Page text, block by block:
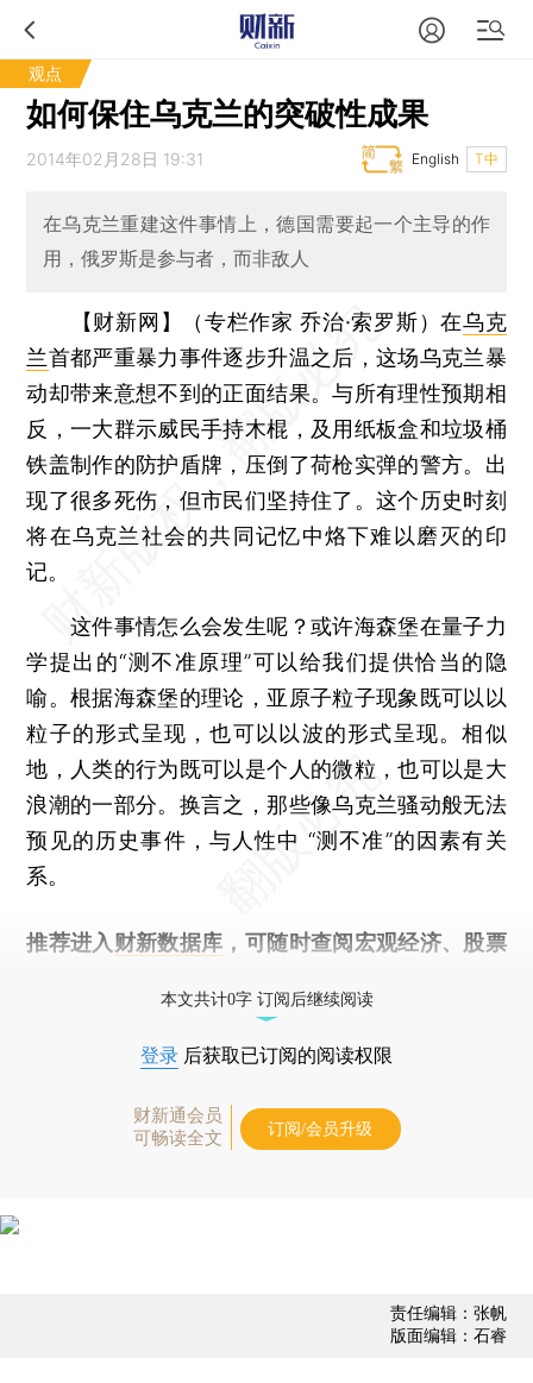
观点
如何保住乌克兰的突破性成果
2014年02月28日 19:31 T中
English
在乌克兰重建这件事情上，德国需要起一个主导的作
用，俄罗斯是参与者，而非敌人
【财新网】（专栏作家 乔治·索罗斯）在乌克
兰首都严重暴力事件逐步升温之后，这场乌克兰暴
动却带来意想不到的正面结果。与所有理性预期相
反，一大群示威民手持木棍，及用纸板盒和垃圾桶
铁盖制作的防护盾牌，压倒了荷枪实弹的警方。出
现了很多死伤，但市民们坚持住了。这个历史时刻
将在乌克兰社会的共同记忆中烙下难以磨灭的印
记。
这件事情怎么会发生呢？或许海森堡在量子力
学提出的“测不准原理”可以给我们提供恰当的隐
喻。根据海森堡的理论，亚原子粒子现象既可以以
粒子的形式呈现，也可以以波的形式呈现。相似
地，人类的行为既可以是个人的微粒，也可以是大
浪潮的一部分。换言之，那些像乌克兰骚动般无法
预见的历史事件，与人性中 “测不准”的因素有关
系。
推荐进入 财新数据库 ，可随时查阅宏观经济、股票
本文共计0字 订阅后继续阅读
登录 后获取已订阅的阅读权限
财新通会员
可畅读全文
订阅/会员升级
责任编辑：张帆
版面编辑：石睿